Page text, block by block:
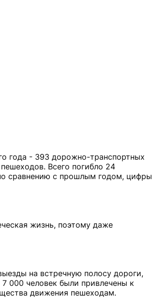
года - 393 дорожно-транспортных
Всего погибло 24
сравнению с прошлым годом, цифры
жизнь, поэтому даже
на встречную полосу дороги,
000 человек были привлечены к
движения пешеходам.